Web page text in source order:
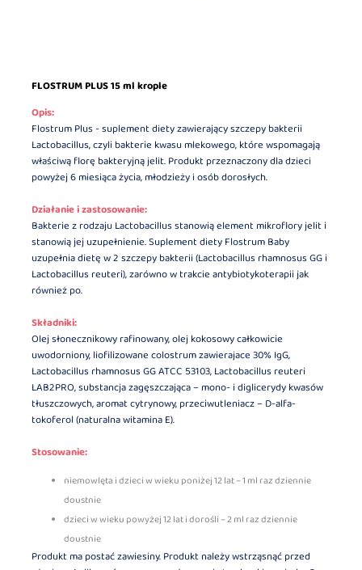
FLOSTRUM PLUS 15 ml krople
Opis:
Flostrum Plus - suplement diety zawierający szczepy bakterii
Lactobacillus, czyli bakterie kwasu mlekowego, które wspomagają
właściwą florę bakteryjną jelit. Produkt przeznaczony dla dzieci
powyżej 6 miesiąca życia, młodzieży i osób dorosłych.
Działanie i zastosowanie:
Bakterie z rodzaju Lactobacillus stanowią element mikroflory jelit i
stanowią jej uzupełnienie. Suplement diety Flostrum Baby
uzupełnia dietę w 2 szczepy bakterii (Lactobacillus rhamnosus GG i
Lactobacillus reuteri), zarówno w trakcie antybiotykoterapii jak
również po.
Składniki:
Olej słonecznikowy rafinowany, olej kokosowy całkowicie
uwodorniony, liofilizowane colostrum zawierajace 30% IgG,
Lactobacillus rhamnosus GG ATCC 53103, Lactobacillus reuteri
LAB2PRO, substancja zagęszczająca – mono- i diglicerydy kwasów
tłuszczowych, aromat cytrynowy, przeciwutleniacz – D-alfa-
tokoferol (naturalna witamina E).
Stosowanie:
niemowlęta i dzieci w wieku poniżej 12 lat – 1 ml raz dziennie
doustnie
dzieci w wieku powyżej 12 lat i dorośli – 2 ml raz dziennie
doustnie
Produkt ma postać zawiesiny. Produkt należy wstrząsnąć przed